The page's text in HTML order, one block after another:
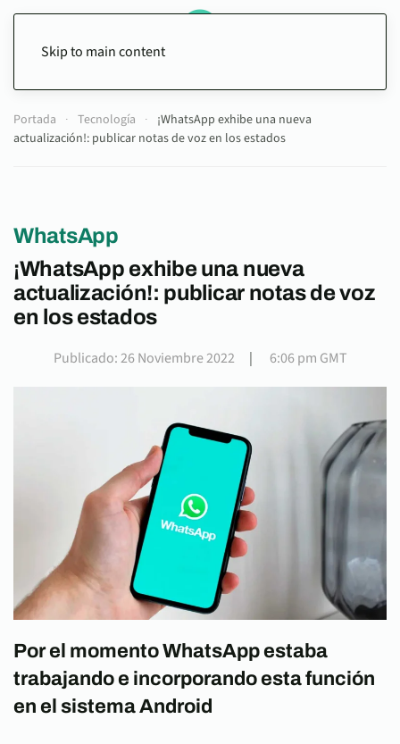
Skip to main content
Portada Tecnología
¡WhatsApp exhibe una nueva
actualización!: publicar notas de voz en los estados
WhatsApp
¡WhatsApp exhibe una nueva
actualización!: publicar notas de voz
en los estados
Publicado: 26 Noviembre 2022| 6:06 pm GMT
Por el momento WhatsApp estaba
trabajando e incorporando esta función
en el sistema Android